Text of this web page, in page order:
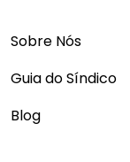
Sobre Nós
Guia do Síndico
Blog